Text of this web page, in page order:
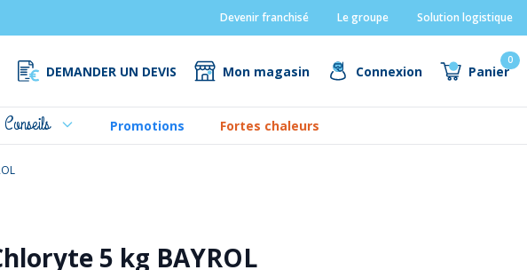
Devenir franchisé Le groupe Solution logistique
DEMANDER UN DEVIS Mon magasin Connexion Panier
0
Conseils Promotions Fortes chaleurs
5 kg BAYROL